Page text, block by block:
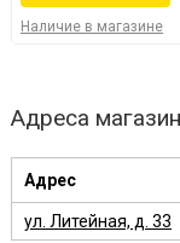
Наличие в магазине
Адреса
Адрес
ул. Литейная, д. 33